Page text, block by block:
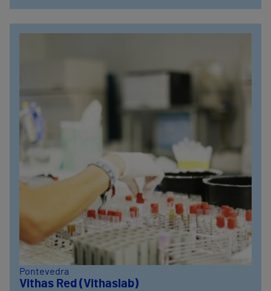
Pontevedra
Vithas Red (Vithaslab)